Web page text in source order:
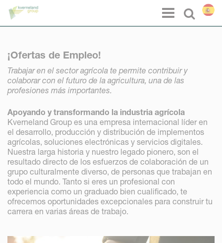
Select
Menu
¡Ofertas de Empleo!
Trabajar en el sector agrícola te permite contribuir y
colaborar con el futuro de la agricultura, una de las
profesiones más importantes.
Apoyando y transformando la industria agrícola
Kverneland Group es una empresa internacional líder en
el desarrollo, producción y distribución de implementos
agrícolas, soluciones electrónicas y servicios digitales.
Nuestra larga historia y nuestro legado pionero, son el
resultado directo de los esfuerzos de colaboración de un
grupo culturalmente diverso, de personas que trabajan en
todo el mundo. Tanto si eres un profesional con
experiencia como un graduado bien cualificado, te
ofrecemos oportunidades excepcionales para construir tu
carrera en varias áreas de trabajo.
Panel de gestión de cookies